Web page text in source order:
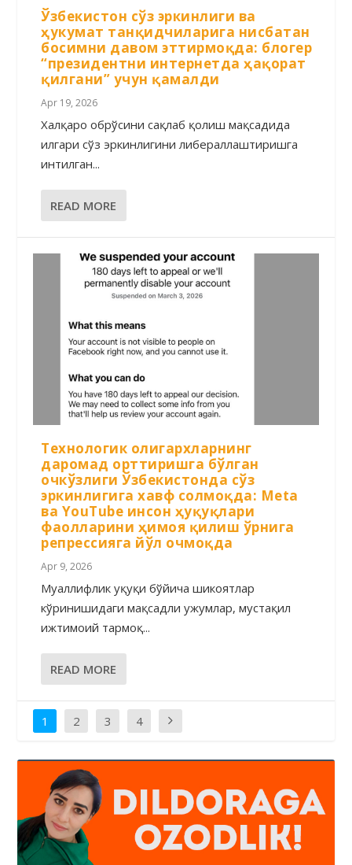
Ўзбекистон сўз эркинлиги ва
ҳукумат танқидчиларига нисбатан
босимни давом эттирмоқда: блогер
“президентни интернетда ҳақорат
қилгани” учун қамалди
Apr 19, 2026
Халқаро обрўсини сақлаб қолиш мақсадида
илгари сўз эркинлигини либераллаштиришга
интилган...
READ MORE
Технологик олигархларнинг
даромад орттиришга бўлган
очкўзлиги Ўзбекистонда сўз
эркинлигига хавф солмоқда: Meta
ва YouTube инсон ҳуқуқлари
фаолларини ҳимоя қилиш ўрнига
репрессияга йўл очмоқда
Apr 9, 2026
Муаллифлик ҳуқуқи бўйича шикоятлар
кўринишидаги мақсадли ҳужумлар, мустақил
ижтимоий тармоқ...
READ MORE
1 2 3 4